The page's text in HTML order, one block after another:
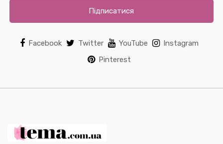
Підписатися
Facebook Twitter YouTube
Instagram
Pinterest